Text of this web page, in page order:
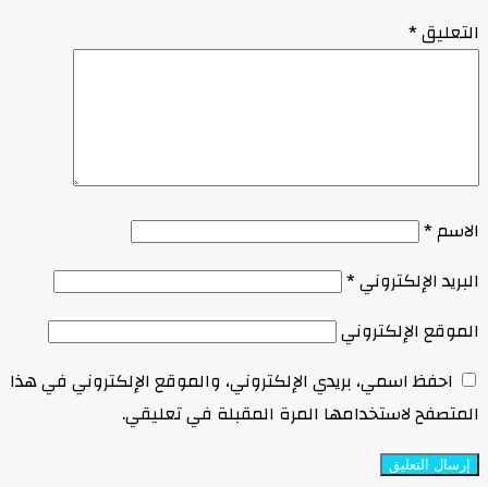
التعليق*
الاسم*
البريد الإلكتروني*
الموقع الإلكتروني
احفظ اسمي، بريدي الإلكتروني، والموقع الإلكتروني في هذا
المتصفح لاستخدامها المرة المقبلة في تعليقي.